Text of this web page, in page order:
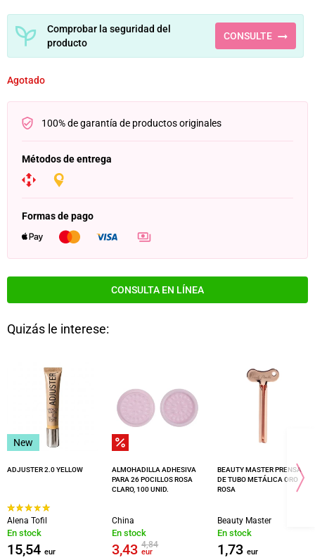
Comprobar la seguridad del
producto
CONSULTE
Agotado
100% de garantía de productos originales
Métodos de entrega
Formas de pago
CONSULTA EN LÍNEA
Quizás le interese:
New
ADJUSTER 2.0 YELLOW
Alena Tofil
En stock
15,54 eur
ALMOHADILLA ADHESIVA
PARA 26 POCILLOS ROSA
CLARO, 100 UNID.
China
En stock
3,434,84
eur
BEAUTY MASTER PRENSA
DE TUBO METÁLICA ORO
ROSA
Beauty Master
En stock
1,73 eur